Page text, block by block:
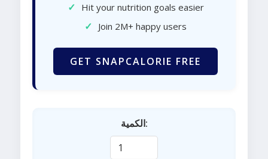
✓ Hit your nutrition goals easier
✓ Join 2M+ happy users
GET SNAPCALORIE FREE
الكمية: